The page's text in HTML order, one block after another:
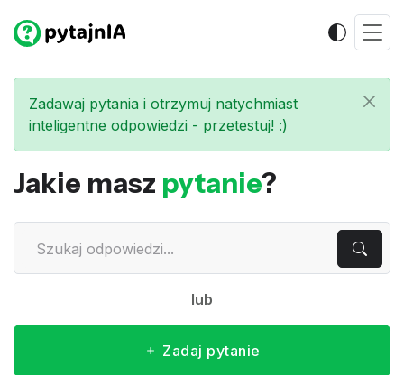
Zadawaj pytania i otrzymuj natychmiast
inteligentne odpowiedzi - przetestuj! :)
Jakie masz pytanie?
lub
Zadaj pytanie